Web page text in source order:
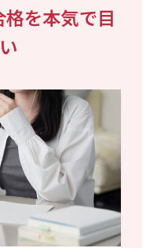
を本気で目